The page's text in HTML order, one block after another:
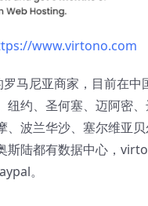
www.virtono.com
马尼亚商家，目前在
约、圣何塞、迈阿密
、波兰华沙、塞尔维亚
斯陆都有数据中心，
。